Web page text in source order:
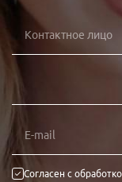
Согласен с